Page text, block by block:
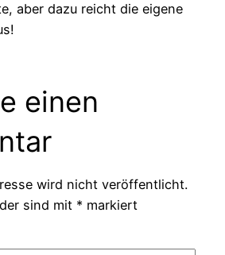
aber dazu reicht die eigene
einen
wird nicht veröffentlicht.
sind mit * markiert